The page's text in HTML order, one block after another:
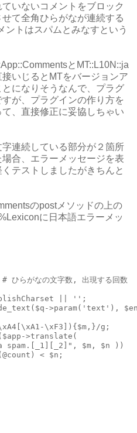
いないコメントをブロック
て全角ひらがなが連続する
ントはスパムとみなすという
とMT::L10N::ja
いじるとMTをバージョンア
になりそうなんで、プラグ
が、プラグインの作り方を
、直接修正に妥協しちゃい
連続している部分が２箇所
合、エラーメッセージを表
テストしましたがきちんと
のpostメソッドの上の
に日本語エラーメッ
がなの文字数, 出現する回数
|| '';
>param('text'),
\xF3]){$m,}/g;
>translate(
spam.[_1][_2]", $m, $n ))
< $n;